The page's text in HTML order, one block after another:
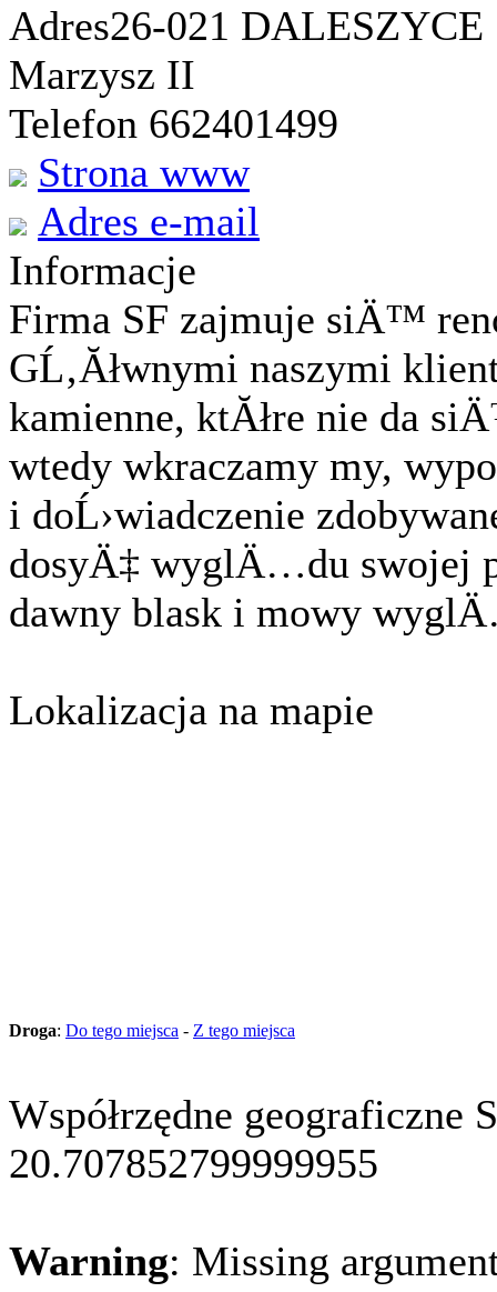
Adres26-021 DALESZYCE
Marzysz II
Telefon 662401499
Strona www
Adres e-mail
Informacje
Firma SF zajmuje siÄ™
GĹ‚Ăłwnymi naszymi
kamienne, ktĂłre nie da
wtedy wkraczamy my,
i doĹ›wiadczenie
dosyÄ‡ wyglÄ…du swojej
dawny blask i mowy
Lokalizacja na mapie
Droga: Do tego miejsca - Z tego miejsca
Współrzędne geograficzne
20.707852799999955
Warning: Missing